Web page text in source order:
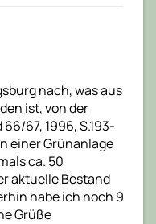
nach, was aus
ist, von der
67, 1996, S.193-
einer Grünanlage
ca. 50
aktuelle Bestand
habe ich noch 9
Grüße